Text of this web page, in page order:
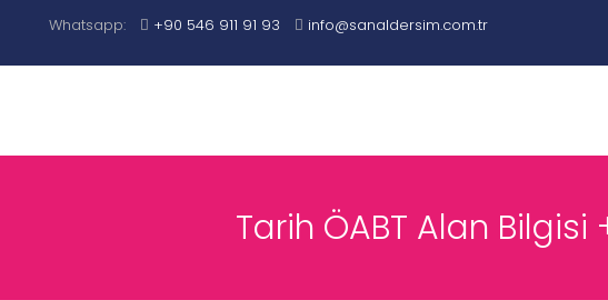
Whatsapp: +90 546 911 91 93 info@sanaldersim.com.tr
Tarih ÖABT Alan